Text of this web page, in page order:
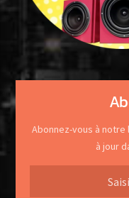
Abonnez-vous à
à jour